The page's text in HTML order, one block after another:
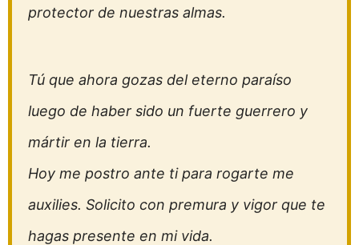
protector de nuestras almas.
Tú que ahora gozas del eterno paraíso
luego de haber sido un fuerte guerrero y
mártir en la tierra.
Hoy me postro ante ti para rogarte me
auxilies. Solicito con premura y vigor que te
hagas presente en mi vida.